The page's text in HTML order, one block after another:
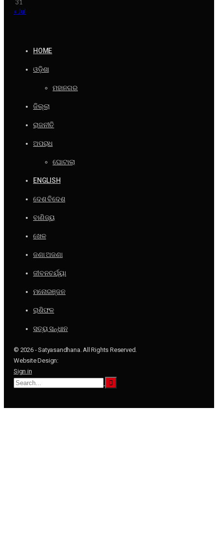
31
« Jul
HOME
ଓଡ଼ିଶା
ମହାନଗର
ଜିଲ୍ଲା
ରାଜନୀତି
ଅପରାଧ
ଘୋଟାଲା
ENGLISH
ଦେଶ ବିଦେଶ
ବାଣିଜ୍ୟ
ଖେଳ
ଜଣା ଅଜଣା
ଜୀବନଚର୍ଯ୍ୟା
ମନୋରଞ୍ଜନ
ରାଶିଫଳ
ସତ୍ୟ ସନ୍ଧାନ
© 2026 - Satyasandhana. All Rights Reserved.
Website Design:
Sign in